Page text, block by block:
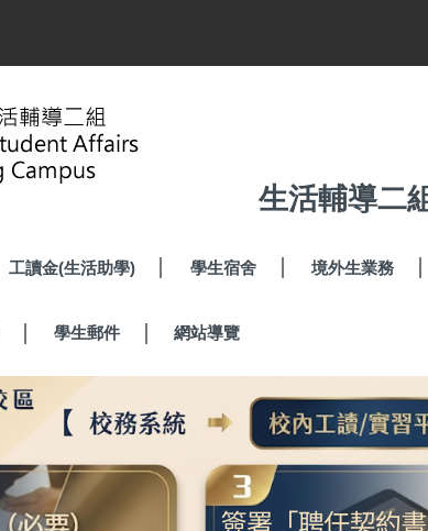
生活輔導二
工讀金(生活助學) 學生宿舍 境外生業務
學生郵件 網站導覽